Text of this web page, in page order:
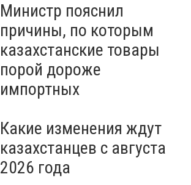
Министр пояснил
причины, по которым
казахстанские товары
порой дороже
импортных
Какие изменения ждут
казахстанцев с августа
2026 года